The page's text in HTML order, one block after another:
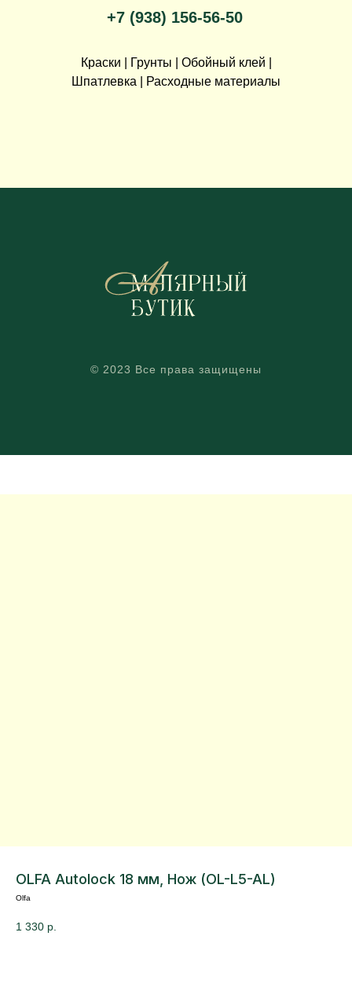
Краски | Грунты | Обойный клей |
Шпатлевка | Расходные материалы
+7 (938) 156-56-50
© 2023 Все права защищены
OLFA Autolock 18 мм, Нож (OL-L5-AL)
Olfa
1 330 р.